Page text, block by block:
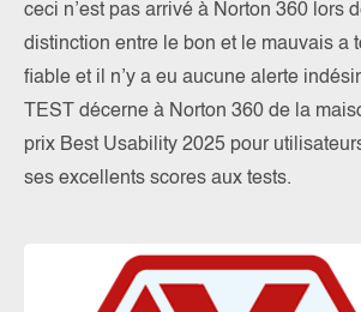
ceci n’est pas arrivé à Norton 360 lors
distinction entre le bon et le mauvais a
fiable et il n’y a eu aucune alerte
TEST décerne à Norton 360 de la
prix Best Usability 2025 pour
ses excellents scores aux tests.